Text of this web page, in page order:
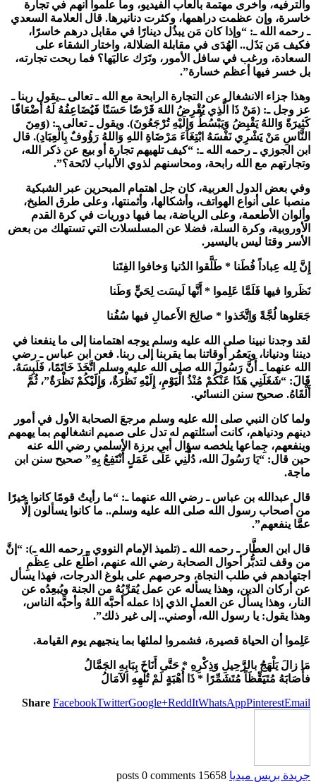
والترفيه، وأخرى مهتمة بألعاب الفيديو، وما علموا أنهم في تجارة
خاسرة، وإن عظمت دراهمها، وكثرت دنانيرها. قال العلامة السعدي
ـ رحمه الله ـ: “وإذا كان مَن يبذُل دينارًا في مقابل درهم خاسرًا،
فكيف مَن بَذَل.. الهُدَى في مقابلة الضلالة، واختار الشقاء على
السعادة، ورغب في سافل الأمور، وتَرَك عاليَها؟ فما ربحت تجارته،
بل خسر فيها أعظم خسارة”.
وهذا جزاء الانشغال عن التجارة الرابحة مع الله ـ تعالى ـ.يقول ربنا ـ
عز وجل ـ: (مَنْ ذَا الَّذِي يُقْرِضُ اللهَ قَرْضًا حَسَنًا فَيُضَاعِفُهُ لَهُ أَضْعَافًا
كَثِيرَةً وَاللهُ يَقْبِضُ وَيَبْسُطُ وَإِلَيْهِ تُرْجَعُونَ). ويقول ـ تعالى ـ: (وَمِنَ
النَّاسِ مَنْ يَشْرِي نَفْسَهُ ابْتِغَاءَ مَرْضَاةِ اللهِ وَاللهُ رَؤُوفٌ بِالْعِبَادِ). قال
ابن الجوزي ـ رحمه الله ـ: “كيف تلهيهم تجارة أو بيع عن ذكر الله،
وتجارتهم مع الله رابحة، ومحاسنهم لذوي الألباب لائحة؟”.
وفي بعض الدول العربية، كان جل اهتمام المبحرين عبر الشبكية
منصبا على أنواع الهواتف، وأشكالها، وأثمنتها، وعلى طرق الطبخ،
وألوان الأطعمة، وعلى الرياضة، بما فيها دوريات في كرة القدم
الأوروبية، وكرة السلة، فضلا عن المسلسلات التي تستهلك من بعض
الأسر وقتا ليس باليسير.
إِنَّ لِله عِباداً فُطَنا * طَلَّقوا الدُنيا وَخافوا الفِتَنا
نَظَروا فيها فَلَمَّا عَلِموا * أَنَّها لَيسَت لِحَيٍّ وَطَنا
جَعَلوها لُجَّةً وَاِتَّخَذوا * صالِحَ الأَعمالِ فيها سُفُنا
لقد وجدنا نبينا صلى الله عليه وسلم يوجه اهتمامنا إلى ما ينفعنا في
ديننا ودنيانا، ويَعمُر أوقاتنا بما يقربنا إلى ربنا. فعن ابن عباس ـ رضي
الله عنهما ـ أَنَّ رَسُولَ الله صلى الله عليه وسلم اتَّخَذَ خَاتَمًا، فَلَبِسَهُ.
قَالَ: “شَغَلَنِي هَذَا عَنْكُمْ مُنْذُ الْيَوْمِ، إِلَيْهِ نَظْرَةٌ، وَإِلَيْكُمْ نَظْرَةٌ”، ثُمَّ
أَلْقَاهُ. صحيح سنن النسائي.
ولما كان النبي صلى الله عليه وسلم مرجعَ الصحابة الأول في أمور
دينهم ودنياهم، كانت أسئلتهم له تدل على صميم انشغالهم بما يهمهم
وينفعهم، جِماعها يلخصه سؤال أبي برزة الأسلمي رضي الله عنه
حين قال: “يَا رَسُولَ الله، دُلَّنِي عَلَى عَمَلٍ أَنْتَفِعُ بِهِ” صحيح سنن ابن
ماجة.
قال عبدالله بن عباس ـ رضي الله عنهما ـ: “ما رأيتُ قومًا كانوا خيرًا
من أصحاب رسول الله صلى الله عليه وسلم.. ما كانوا يسألون إلَّا
عمَّا ينفعهم”.
قال ابن العطَّار ـ رحمه الله ـ (تلميذ الإمام النووي ـ رحمه الله ـ): “إنَّ
من وقف لتدبُّر أحوال الصحابة رضي الله عنهم، اطَّلَع على عِظَمِ
اجتهادهم في طلب النجاة، وحرصهم على بلوغ الدرجات، فهذا يسأل
عن أركان الدين، وهذا يسأله عن عمل يُقرِّبُهُ من الجنة ويُبعِدُه عن
النار، وهذا يسأل عن العمل الذي إذا عمله أحبَّه اللهُ وأحبَّه الناس،
وهذا يقول: يا رسول الله، أوصني.. إلى غير ذلك”.
عَلِموا أن الحياة قصيرة، فشمروا لملئها بما ينجيهم يوم القيامة.
مَا زالَ يَلْهَجُ بالرَّحِيلِ وَذِكْرِهِ * حَتَّى أَنَاخَ بِبَابِهِ الجَمَّالُ
فأَصَابَهُ مُتَيَقِّظَاً مُتَشَمِّرًا * ذَا أُهْبَةٍ لَمْ تُلْهِهِ الآمَالُ
Share FacebookTwitterGoogle+ReddItWhatsAppPinterestEmail
جريدة بريس ميديا 15658 posts
0 comments